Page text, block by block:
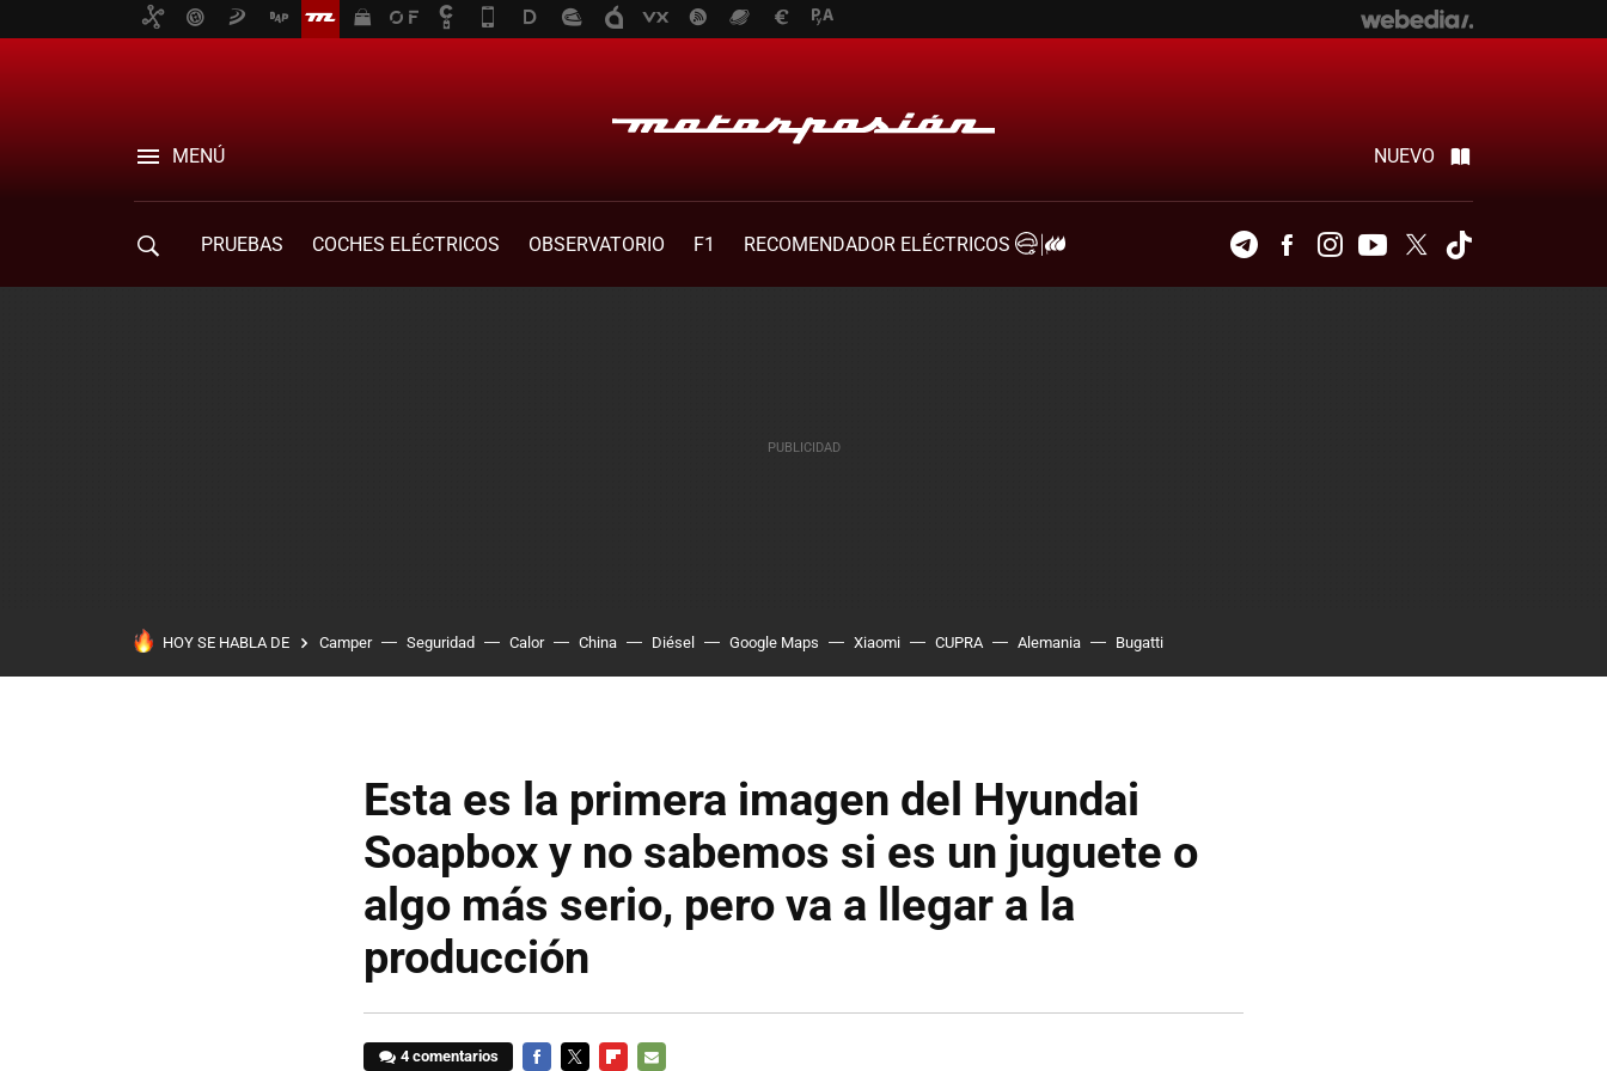
MENÚ NUEVO
PRUEBAS COCHES ELÉCTRICOS OBSERVATORIO F1
RECOMENDADOR ELÉCTRICOS
TelegramFacebookInstagramYoutubeTwitter
HOY SE HABLA DE Camper Seguridad Calor China Diésel Google Maps Xiaomi CUPRA Alemania Bugatti
Esta es la primera imagen del Hyundai
Soapbox y no sabemos si es un juguete o
algo más serio, pero va a llegar a la
producción
4 comentarios